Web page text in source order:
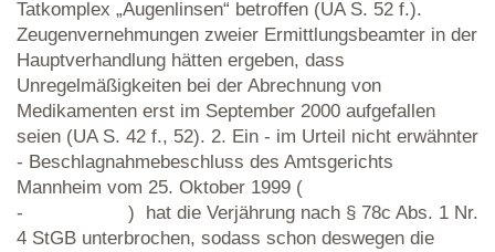
Tatkomplex „Augenlinsen“ betroffen (UA S. 52 f.).
Zeugenvernehmungen zweier Ermittlungsbeamter in der
Hauptverhandlung hätten ergeben, dass
Unregelmäßigkeiten bei der Abrechnung von
Medikamenten erst im September 2000 aufgefallen
seien (UA S. 42 f., 52). 2. Ein - im Urteil nicht erwähnter
- Beschlagnahmebeschluss des Amtsgerichts
Mannheim vom 25. Oktober 1999 (
- ) hat die Verjährung nach § 78c Abs. 1 Nr.
4 StGB unterbrochen, sodass schon deswegen die